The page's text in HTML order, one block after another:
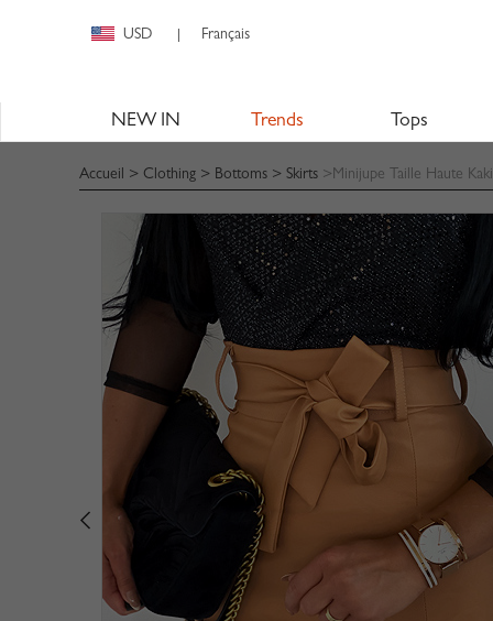
USD Français
NEW IN Trends Tops
Accueil > Clothing > Bottoms > Skirts >Minijupe Taille Haute Kaki